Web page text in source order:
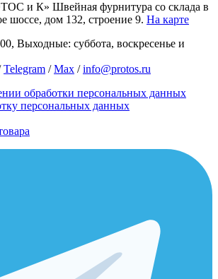
и К» Швейная фурнитура со склада в
шоссе, дом 132, строение 9. На карте
Выходные: суббота, воскресенье и
Telegram /Max /info@protos.ru
обработки персональных данных
персональных данных